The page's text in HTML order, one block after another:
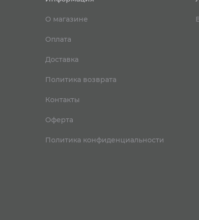
О магазине
Оплата
Доставка
Политика возврата
Контакты
Оферта
Политика конфиденциальности